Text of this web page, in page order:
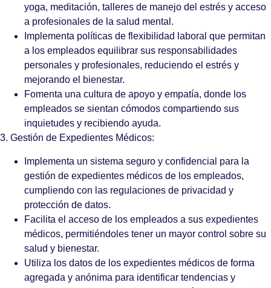
yoga, meditación, talleres de manejo del estrés y acceso
a profesionales de la salud mental.
Implementa políticas de flexibilidad laboral que permitan
a los empleados equilibrar sus responsabilidades
personales y profesionales, reduciendo el estrés y
mejorando el bienestar.
Fomenta una cultura de apoyo y empatía, donde los
empleados se sientan cómodos compartiendo sus
inquietudes y recibiendo ayuda.
3. Gestión de Expedientes Médicos:
Implementa un sistema seguro y confidencial para la
gestión de expedientes médicos de los empleados,
cumpliendo con las regulaciones de privacidad y
protección de datos.
Facilita el acceso de los empleados a sus expedientes
médicos, permitiéndoles tener un mayor control sobre su
salud y bienestar.
Utiliza los datos de los expedientes médicos de forma
agregada y anónima para identificar tendencias y